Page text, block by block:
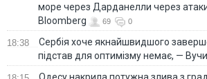
море через Дарданелли через
Bloomberg
69 0
18:38
Сербія хоче якнайшвидшого
підстав для оптимізму немає, —
Одесу накрила потужна злива з